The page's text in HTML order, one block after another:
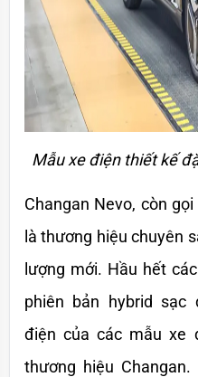
Mẫu xe điện thiết kế
Changan Nevo, còn
là thương hiệu chuyên
lượng mới. Hầu hết
phiên bản hybrid sạc
điện của các mẫu xe
thương hiệu